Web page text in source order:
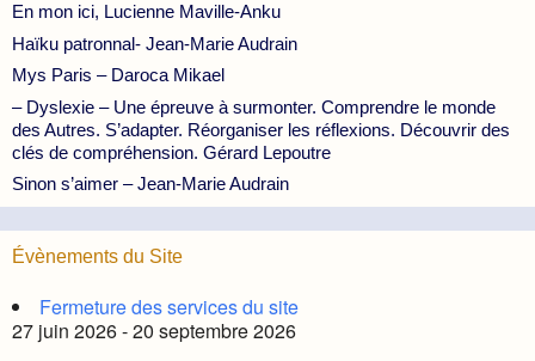
En mon ici, Lucienne Maville-Anku
Haïku patronnal- Jean-Marie Audrain
Mys Paris – Daroca Mikael
– Dyslexie – Une épreuve à surmonter. Comprendre le monde
des Autres. S’adapter. Réorganiser les réflexions. Découvrir des
clés de compréhension. Gérard Lepoutre
Sinon s’aimer – Jean-Marie Audrain
Évènements du Site
Fermeture des services du site
27 juin 2026 - 20 septembre 2026